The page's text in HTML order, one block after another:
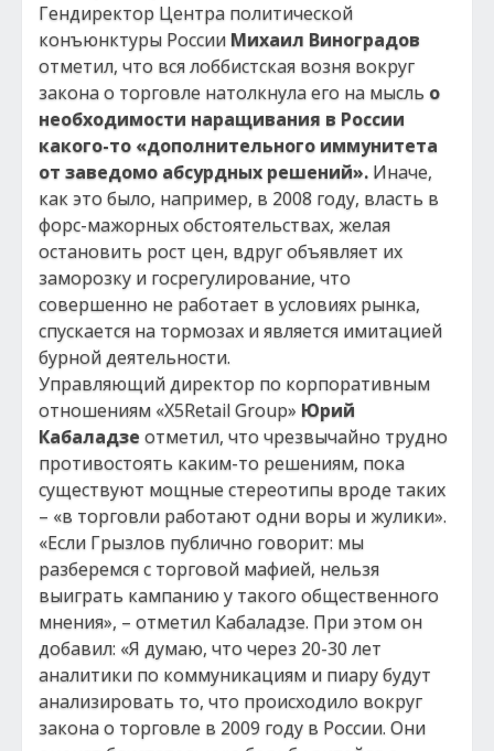
Гендиректор Центра политической
конъюнктуры России Михаил Виноградов
отметил, что вся лоббистская возня вокруг
закона о торговле натолкнула его на мысль о
необходимости наращивания в России
какого-то «дополнительного иммунитета
от заведомо абсурдных решений». Иначе,
как это было, например, в 2008 году, власть в
форс-мажорных обстоятельствах, желая
остановить рост цен, вдруг объявляет их
заморозку и госрегулирование, что
совершенно не работает в условиях рынка,
спускается на тормозах и является имитацией
бурной деятельности.
Управляющий директор по корпоративным
отношениям «X5Retail Group» Юрий
Кабаладзе отметил, что чрезвычайно трудно
противостоять каким-то решениям, пока
существуют мощные стереотипы вроде таких
– «в торговли работают одни воры и жулики».
«Если Грызлов публично говорит: мы
разберемся с торговой мафией, нельзя
выиграть кампанию у такого общественного
мнения», – отметил Кабаладзе. При этом он
добавил: «Я думаю, что через 20-30 лет
аналитики по коммуникациям и пиару будут
анализировать то, что происходило вокруг
закона о торговле в 2009 году в России. Они